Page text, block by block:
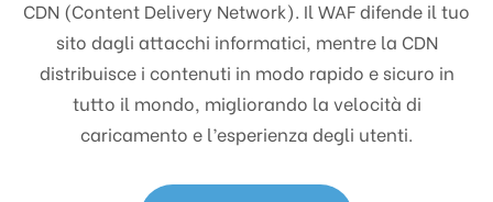
CDN (Content Delivery Network). Il WAF difende il tuo
sito dagli attacchi informatici, mentre la CDN
distribuisce i contenuti in modo rapido e sicuro in
tutto il mondo, migliorando la velocità di
caricamento e l’esperienza degli utenti.